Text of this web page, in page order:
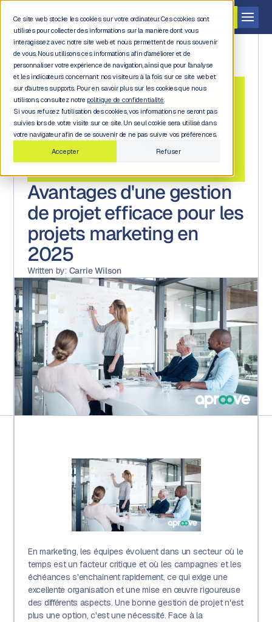
Ce site web stocke les cookies sur votre ordinateur. Ces cookies sont
utilisés pour collecter des informations sur la manière dont vous
interagissez avec notre site web et nous permettent de nous souvenir
de vous. Nous utilisons ces informations afin d'améliorer et de
personnaliser votre expérience de navigation, ainsi que pour l'analyse
et les indicateurs concernant nos visiteurs à la fois sur ce site web et
sur d'autres supports. Pour en savoir plus sur les cookies que nous
utilisons, consultez notre politique de confidentialité.
Si vous refusez l'utilisation des cookies, vos informations ne seront pas
suivies lors de votre visite sur ce site. Un seul cookie sera utilisé dans
votre navigateur afin de se souvenir de ne pas suivre vos préférences.
Accepter
Refuser
Demander une démo
Back to
blog
Avantages d'une gestion
de projet efficace pour les
projets marketing en
2025
Written by: Carrie Wilson
En marketing, les équipes évoluent dans un secteur où le
temps est un facteur critique et où les campagnes et les
échéances s'enchaînent rapidement, ce qui exige une
excellente organisation et une mise en œuvre rigoureuse
des différents aspects. Une bonne gestion de projet n'est
plus une option, c'est une nécessité. Face à la